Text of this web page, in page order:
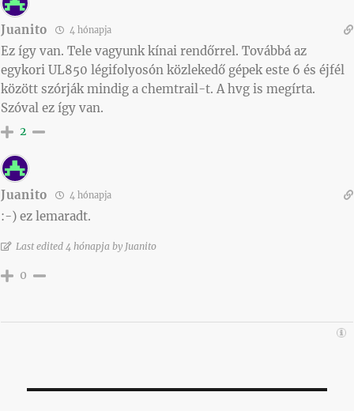
Juanito 4 hónapja
Ez így van. Tele vagyunk kínai rendőrrel. Továbbá az
egykori UL850 légifolyosón közlekedő gépek este 6 és éjfél
között szórják mindig a chemtrail-t. A hvg is megírta.
Szóval ez így van.
2
Juanito 4 hónapja
:-) ez lemaradt.
Last edited 4 hónapja by Juanito
0